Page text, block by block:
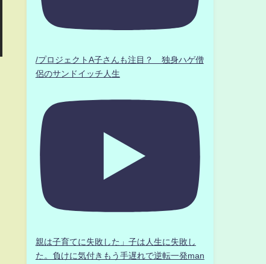
/プロジェクトA子さんも注目？ 独身ハゲ僧
侶のサンドイッチ人生
親は子育てに失敗した」子は人生に失敗し
た。負けに気付きもう手遅れで逆転一発man